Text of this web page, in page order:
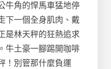
牛角的悍馬車猛地停
下一個全身肌肉、戴
是林天秤的狂熱追求
土豪一腳踢開咖啡
！別管那什麼負運